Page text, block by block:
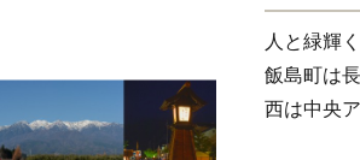
人と緑輝
飯島町は
西は中央
アルプス